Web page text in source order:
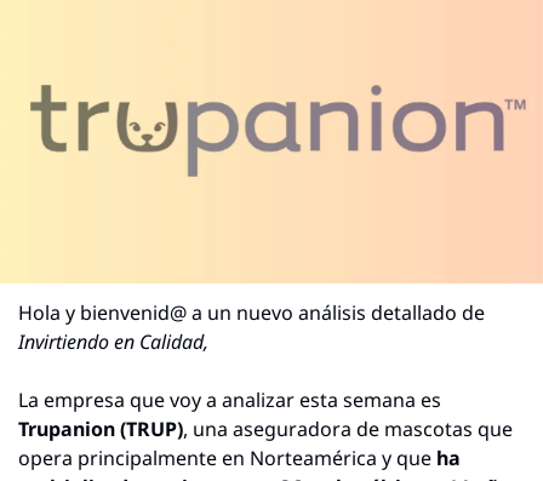
Invirtiendo en Calidad,
Trupanion (TRUP), una aseguradora de mascotas que
opera principalmente en Norteamérica y que ha